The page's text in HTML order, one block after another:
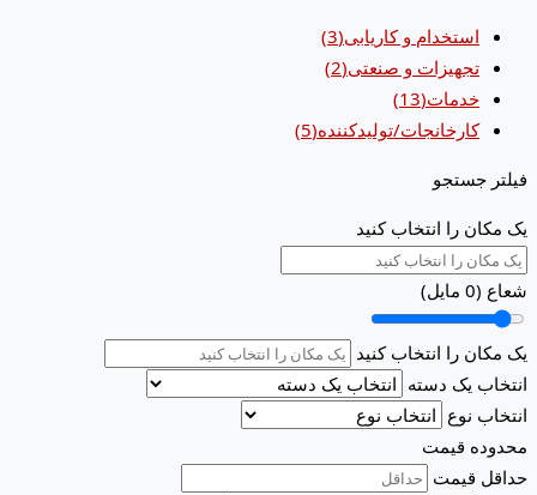
استخدام و کاریابی(3)
تجهیزات و صنعتی(2)
خدمات(13)
کارخانجات/تولیدکننده(5)
فیلتر جستجو
یک مکان را انتخاب کنید
شعاع (0 مایل)
یک مکان را انتخاب کنید
انتخاب یک دسته
انتخاب نوع
محدوده قیمت
حداقل قیمت